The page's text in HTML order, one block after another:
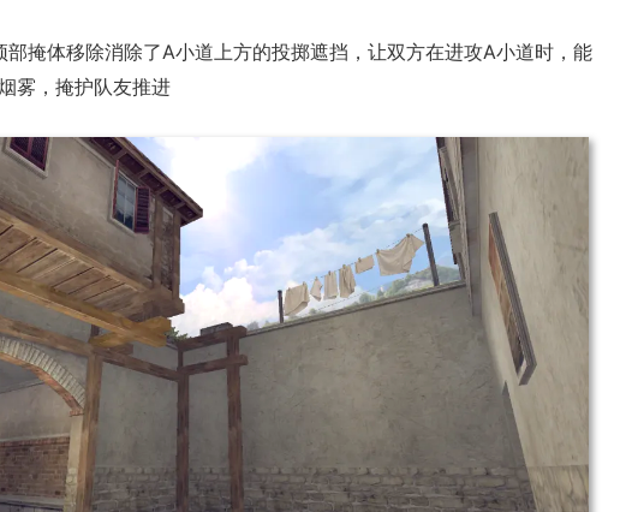
部掩体移除消除了A小道上方的投掷遮挡，让双方在进攻A小道时，能
雾，掩护队友推进